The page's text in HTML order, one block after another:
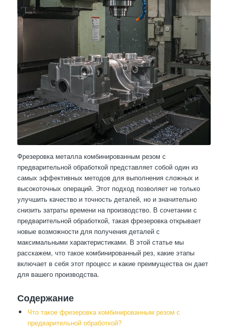
Фрезеровка металла комбинированным резом с
предварительной обработкой представляет собой один из
самых эффективных методов для выполнения сложных и
высокоточных операций. Этот подход позволяет не только
улучшить качество и точность деталей, но и значительно
снизить затраты времени на производство. В сочетании с
предварительной обработкой, такая фрезеровка открывает
новые возможности для получения деталей с
максимальными характеристиками. В этой статье мы
расскажем, что такое комбинированный рез, какие этапы
включает в себя этот процесс и какие преимущества он дает
для вашего производства.
Содержание
Что такое фрезеровка комбинированным резом с
предварительной обработкой?